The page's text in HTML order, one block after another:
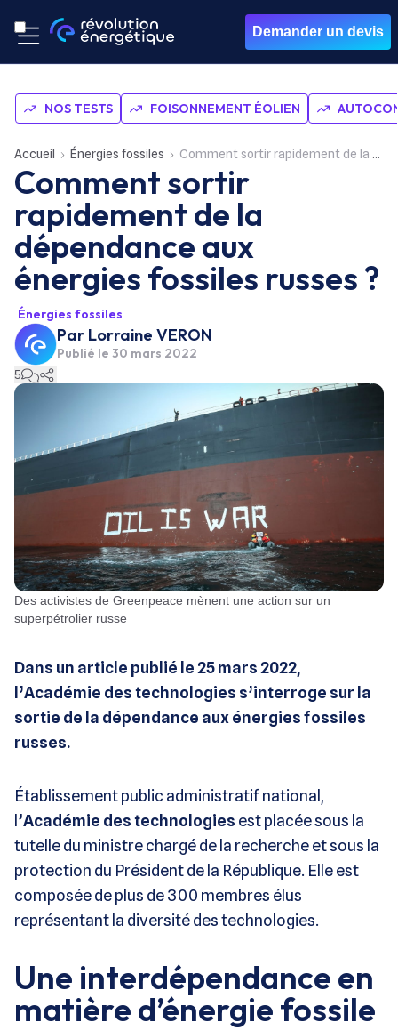
Demander un devis
NOS TESTS FOISONNEMENT ÉOLIEN
Accueil Énergies fossiles Comment sortir rapidement de la dépendance aux énergies fossiles russes ?
Comment sortir
rapidement de la
dépendance aux
énergies fossiles russes ?
Énergies fossiles
Par Lorraine VERON
Publié le 30 mars 2022
5
Des activistes de Greenpeace mènent une action sur un
superpétrolier russe
Dans un article publié le 25 mars 2022,
l’Académie des technologies s’interroge sur la
sortie de la dépendance aux énergies fossiles
russes.
Établissement public administratif national,
l’Académie des technologies est placée sous la
tutelle du ministre chargé de la recherche et sous la
protection du Président de la République. Elle est
composée de plus de 300 membres élus
représentant la diversité des technologies.
Une interdépendance en
matière d’énergie fossile